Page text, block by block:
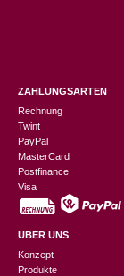
ZAHLUNGSARTEN
Rechnung
Twint
PayPal
MasterCard
Postfinance
Visa
ÜBER UNS
Konzept
Produkte